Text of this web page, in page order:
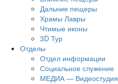
Дальние пещеры
Храмы Лавры
Чтимые иконы
3D Тур
Отделы
Отдел информации
Социальное служение
МЕДИА — Видеостудия